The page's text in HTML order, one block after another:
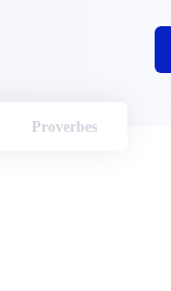
Proverbes